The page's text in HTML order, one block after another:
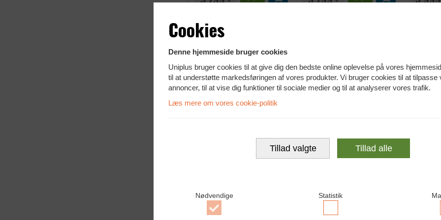
Cookies
Denne hjemmeside bruger cookies
Uniplus bruger cookies til at give dig den bedste online oplevelse på vores
til at understøtte markedsføringen af vores produkter. Vi bruger cookies til at tilpasse
annoncer, til at vise dig funktioner til sociale medier og til at analyserer vores trafik.
Læs mere om vores cookie-politik
Tillad valgte Tillad alle
Nødvendige Statistik
Lenovo ThinkStation P340
NVIDIA Quadro P620 (2 GB)
512 GB SSD M.2 PCIe NVMe
Windows 11 Pro
Lenovo ThinkCentre M75q
Inkl. Wi-Fi
512 GB SSD M.2 PCIe NVMe
512 GB